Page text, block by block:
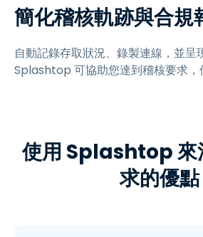
簡化稽核軌跡與合規
自動記錄存取狀況、錄製連線，並呈
Splashtop 可協助您達到稽核要求，
使用 Splashtop 來
求的優點